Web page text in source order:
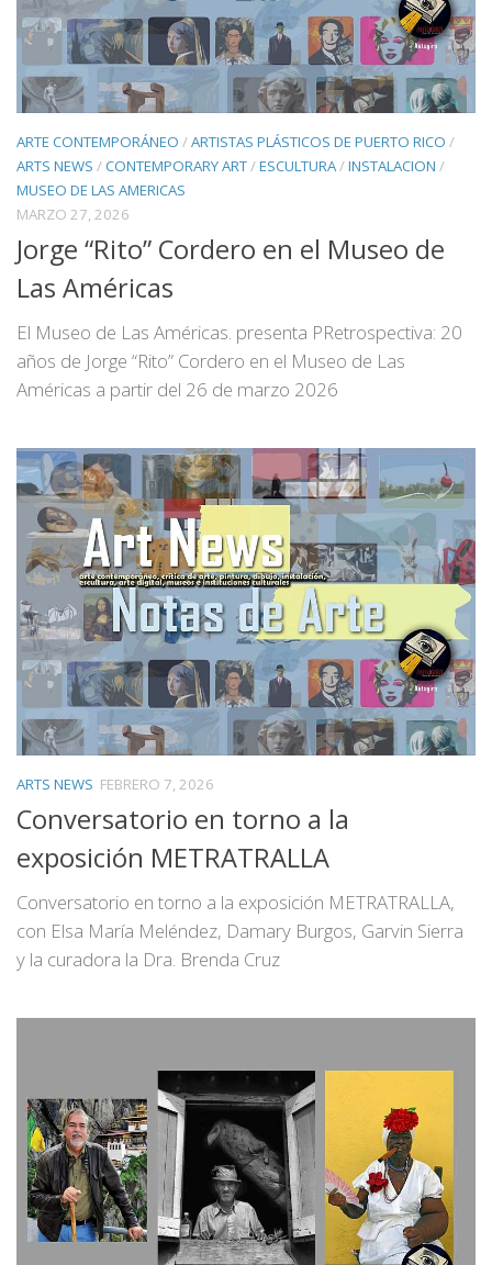
ARTE CONTEMPORÁNEO /ARTISTAS PLÁSTICOS DE PUERTO RICO /
ARTS NEWS /CONTEMPORARY ART/ESCULTURA/INSTALACION /
MUSEO DE LAS AMERICAS
MARZO 27, 2026
Jorge “Rito” Cordero en el Museo de
Las Américas
El Museo de Las Américas. presenta PRetrospectiva: 20
años de Jorge “Rito” Cordero en el Museo de Las
Américas a partir del 26 de marzo 2026
ARTS NEWS FEBRERO 7, 2026
Conversatorio en torno a la
exposición METRATRALLA
Conversatorio en torno a la exposición METRATRALLA,
con Elsa María Meléndez, Damary Burgos, Garvin Sierra
y la curadora la Dra. Brenda Cruz